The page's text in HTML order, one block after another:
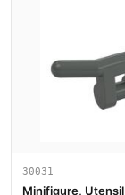
30031
Minifigure,